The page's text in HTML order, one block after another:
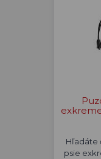
Hľadáte
psie